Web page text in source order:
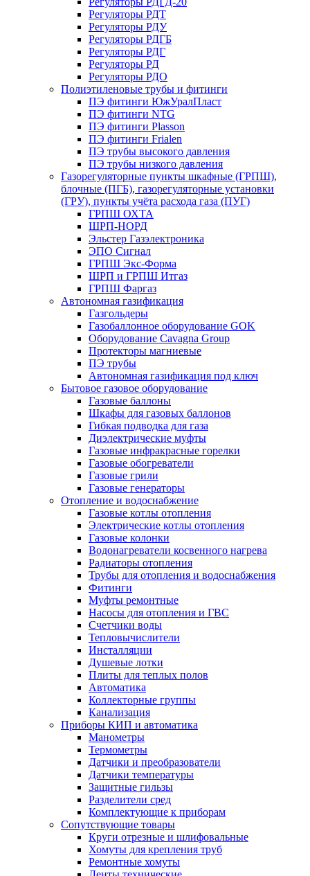
Регуляторы РДТ
Регуляторы РДУ
Регуляторы РДГБ
Регуляторы РДГ
Регуляторы РД
Регуляторы РДО
Полиэтиленовые трубы и фитинги
ПЭ фитинги ЮжУралПласт
ПЭ фитинги NTG
ПЭ фитинги Plasson
ПЭ фитинги Frialen
ПЭ трубы высокого давления
ПЭ трубы низкого давления
Газорегуляторные пункты шкафные (ГРПШ),
блочные (ПГБ), газорегуляторные установки
(ГРУ), пункты учёта расхода газа (ПУГ)
ГРПШ ОХТА
ШРП-НОРД
Эльстер Газэлектроника
ЭПО Сигнал
ГРПШ Экс-Форма
ШРП и ГРПШ Итгаз
ГРПШ Фаргаз
Автономная газификация
Газгольдеры
Газобаллонное оборудование GOK
Оборудование Cavagna Group
Протекторы магниевые
ПЭ трубы
Автономная газификация под ключ
Бытовое газовое оборудование
Газовые баллоны
Шкафы для газовых баллонов
Гибкая подводка для газа
Диэлектрические муфты
Газовые инфракрасные горелки
Газовые обогреватели
Газовые грили
Газовые генераторы
Отопление и водоснабжение
Газовые котлы отопления
Электрические котлы отопления
Газовые колонки
Водонагреватели косвенного нагрева
Радиаторы отопления
Трубы для отопления и водоснабжения
Фитинги
Муфты ремонтные
Насосы для отопления и ГВС
Счетчики воды
Тепловычислители
Инсталляции
Душевые лотки
Плиты для теплых полов
Автоматика
Коллекторные группы
Канализация
Приборы КИП и автоматика
Манометры
Термометры
Датчики и преобразователи
Датчики температуры
Защитные гильзы
Разделители сред
Комплектующие к приборам
Сопутствующие товары
Круги отрезные и шлифовальные
Хомуты для крепления труб
Ремонтные хомуты